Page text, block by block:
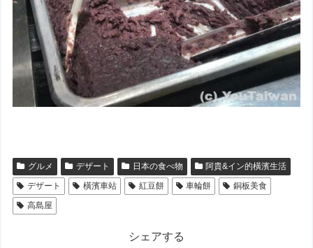
グルメ デザート 日本の食べ物
阿貴&イン的橫濱生活
デザート
橫濱車站 紅豆餅 車輪餅
銅板美食
高島屋
シェアする